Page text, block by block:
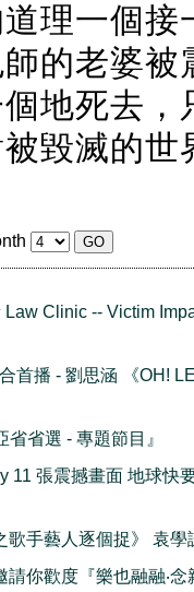
理一個
的老婆
地死去
毀滅的世
Law Clinic -- Victim
首播 - 劉思涵 《OH!
省省選 - 專題節目』
11 張震撼畫面 地球快
歌手藝人逐個捉》 袁學
請你歡度『樂也融融‧念